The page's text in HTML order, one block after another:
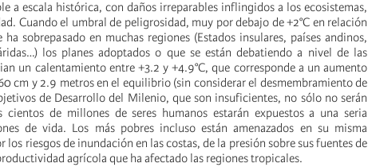
a escala histórica, con daños irreparables inflingidos a los ecosistemas,
Cuando el umbral de peligrosidad, muy por debajo de +2°C en relación
sobrepasado en muchas regiones (Estados insulares, países andinos,
los planes adoptados o que se están debatiendo a nivel de las
un calentamiento entre +3.2 y +4.9°C, que corresponde a un aumento
cm y 2.9 metros en el equilibrio (sin considerar el desmembramiento de
de Desarrollo del Milenio, que son insuficientes, no sólo no serán
cientos de millones de seres humanos estarán expuestos a una seria
de vida. Los más pobres incluso están amenazados en su misma
riesgos de inundación en las costas, de la presión sobre sus fuentes de
agrícola que ha afectado las regiones tropicales.